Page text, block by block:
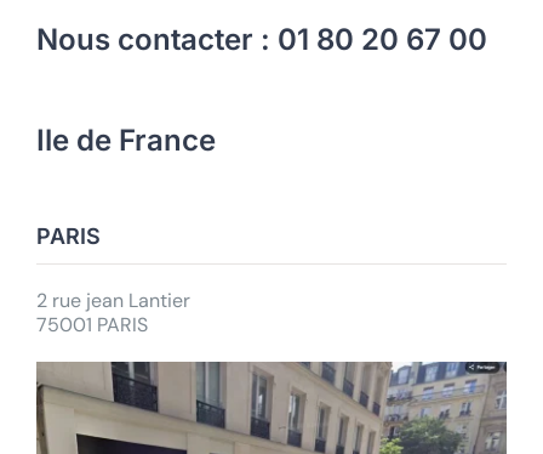
Contact
Rechercher:
Nous contacter : 01 80 20 67 00
Ile de France
PARIS
2 rue jean Lantier
75001 PARIS